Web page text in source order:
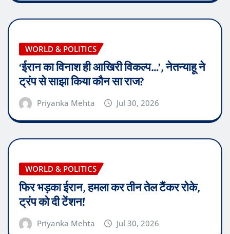
WORLD & POLITICS
‘ईरान का विनाश ही आखिरी विकल्प…’, नेतन्याहू ने
ट्रंप से साझा किया कौन सा राज?
Priyanka Mehta Jul 30, 2026
WORLD & POLITICS
फिर भड़का ईरान, हमला कर तीन तेल टैंकर रोके,
ट्रंप को दी टेंशन!
Priyanka Mehta Jul 30, 2026